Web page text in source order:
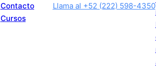
Contacto
Cursos
Llama al +52 (222) 598-4350